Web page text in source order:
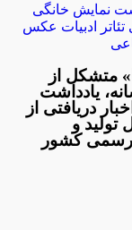
نمایش خانگی
تئاتر ادبیات عکس
متشکل از
یادداشت
دریافتی از
تولید و
رسمی کشور